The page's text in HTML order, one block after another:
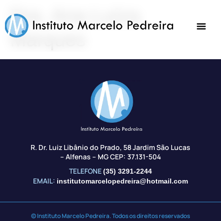
Dra. Ana Luíza
Marques
R. Dr. Luiz Libânio do Prado, 58 Jardim São Lucas
– Alfenas – MG CEP: 37.131-504
TELEFONE(35) 3291-2244
EMAIL: institutomarcelopedreira@hotmail.com
© Instituto Marcelo Pedreira. Todos os direitos reservados